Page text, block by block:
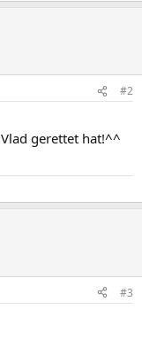
#2
gerettet hat!^^
#3